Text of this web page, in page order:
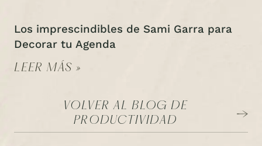
Los imprescindibles de Sami Garra para
Decorar tu Agenda
LEER MÁS »
VOLVER AL BLOG DE
PRODUCTIVIDAD